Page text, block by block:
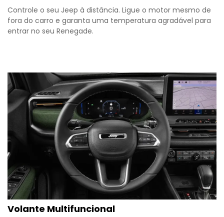
Controle o seu Jeep à distância. Ligue o motor mesmo de
fora do carro e garanta uma temperatura agradável para
entrar no seu Renegade.
Volante Multifuncional